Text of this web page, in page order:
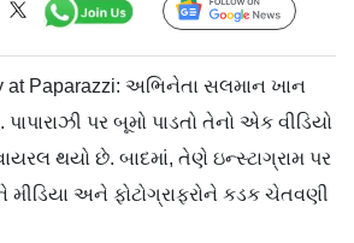
Follow Us
at Paparazzi: અભિનેતા સલમાન ખાન
પર બૂમો પાડતો તેનો એક વીડિયો
થયો છે. બાદમાં, તેણે ઇન્સ્ટાગ્રામ પર
મીડિયા અને ફોટોગ્રાફરોને કડક ચેતવણી